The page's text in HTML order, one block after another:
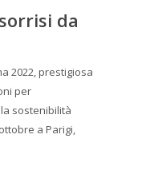
da
2022, prestigiosa
per
sostenibilità
a Parigi,